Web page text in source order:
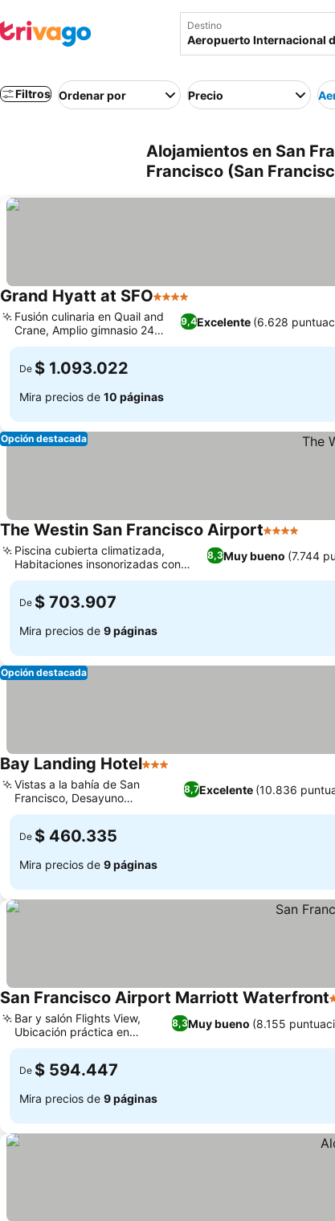
Destino
Filtros Ordenar por Precio
Alojamientos en San
Francisco (San
Grand Hyatt at SFO4 Estrellas
9,4Excelente (6.628
Fusión culinaria en Quail and
Crane, Amplio gimnasio 24
horas
De $ 1.093.022
Mira precios de 10 páginas
Opción destacada
The Westin San Francisco Airport4 Estrellas
8,3Muy bueno (7.744
Piscina cubierta climatizada,
Habitaciones insonorizadas con
vistas a la pista
De $ 703.907
Mira precios de 9 páginas
Opción destacada
Bay Landing Hotel3 Estrellas
8,7Excelente (10.836
Vistas a la bahía de San
Francisco, Desayuno
continental de lujo
De $ 460.335
Mira precios de 9 páginas
San Francisco Airport Marriott Waterfront
8,3Muy bueno (8.155
Bar y salón Flights View,
Ubicación práctica en
Burlingame
De $ 594.447
Mira precios de 9 páginas